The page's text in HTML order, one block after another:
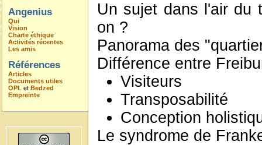
Angenius
Qui
Vision
Charte éthique
Activités récentes
Les amis
Références
Articles
Documents utiles
OPL et Bedzed
Empreinte
Un sujet dans l'air du
on ?
Panorama des
Différence entre
Visiteurs
Transposabilité
Conception
Le syndrome de